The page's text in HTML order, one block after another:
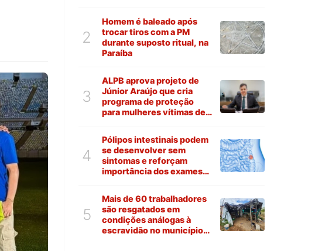
2
Homem é baleado após
trocar tiros com a PM
durante suposto ritual, na
Paraíba
3
ALPB aprova projeto de
Júnior Araújo que cria
programa de proteção
para mulheres vítimas de
4
Pólipos intestinais podem
se desenvolver sem
sintomas e reforçam
importância dos exames
5
Mais de 60 trabalhadores
são resgatados em
condições análogas à
escravidão no município